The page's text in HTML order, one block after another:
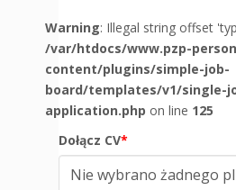
Warning: Illegal string offset
/var/htdocs/www.pzp-
content/plugins/simple-job-
board/templates/v1/single-
application.php on line 125
Dołącz CV*
Nie wybrano żadnego